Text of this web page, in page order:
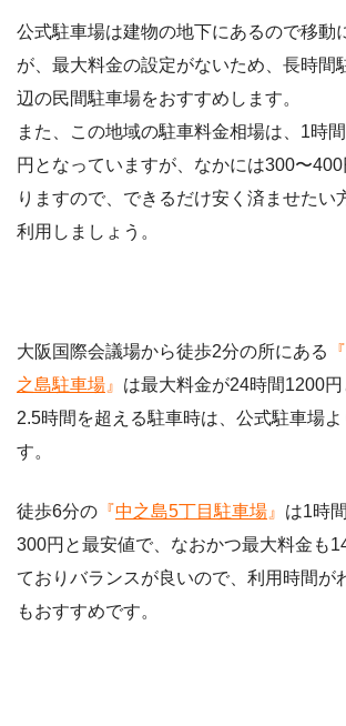
公式駐車場は建物の地下にあるので移動
が、最大料金の設定がないため、長時間
辺の民間駐車場をおすすめします。
また、この地域の駐車料金相場は、1時
円となっていますが、なかには300〜
りますので、できるだけ安く済ませたい
利用しましょう。
大阪国際会議場から徒歩2分の所にある 『
之島駐車場 』 は最大料金が24時間1200円
2.5時間を超える駐車時は、公式駐車場よ
す。
徒歩6分の 『中之島5丁目駐車場 』 は1時
300円と最安値で、なおかつ最大料金も
ておりバランスが良いので、利用時間が
もおすすめです。